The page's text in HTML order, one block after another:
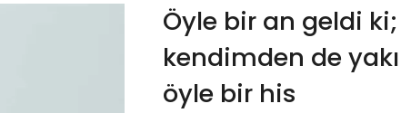
Öyle bir an geldi ki;
kendimden de
öyle bir his